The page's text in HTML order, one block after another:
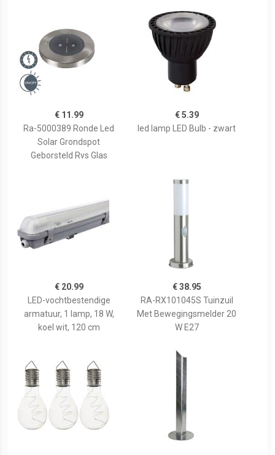
€ 11.99
Ra-5000389 Ronde Led
Solar Grondspot
Geborsteld Rvs Glas
€ 5.39
led lamp LED Bulb - zwart
€ 20.99
LED-vochtbestendige
armatuur, 1 lamp, 18 W,
koel wit, 120 cm
€ 38.95
RA-RX101045S Tuinzuil
Met Bewegingsmelder 20
W E27